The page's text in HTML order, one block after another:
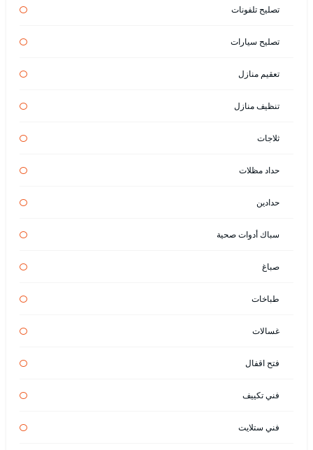
تصليح تلفونات
تصليح سيارات
تعقيم منازل
تنظيف منازل
ثلاجات
حداد مظلات
حدادين
سباك أدوات صحية
صباغ
طباخات
غسالات
فتح اقفال
فني تكييف
فني ستلايت